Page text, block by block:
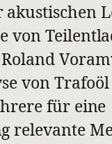
von
von
für eine
relevante